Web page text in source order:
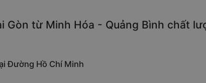
Gòn từ Minh Hóa - Quảng Bình chất
Đường Hồ Chí Minh